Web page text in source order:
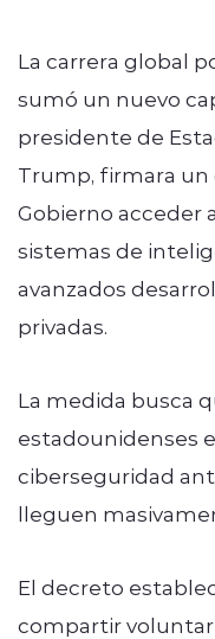
La carrera global
sumó un nuevo
presidente de
Trump, firmara
Gobierno acceder
sistemas de
avanzados
privadas.
La medida busca
estadounidenses
ciberseguridad
lleguen
El decreto
compartir